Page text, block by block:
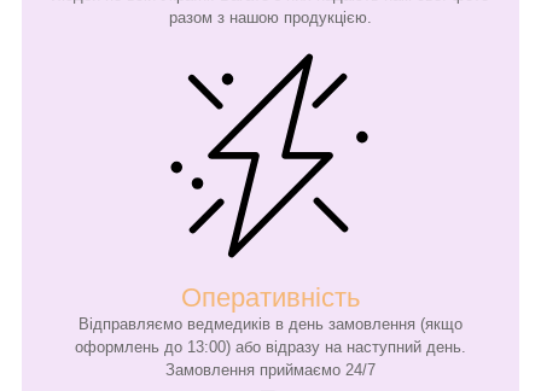
разом з нашою продукцією.
Оперативність
Відправляємо ведмедиків в день замовлення (якщо
оформлень до 13:00) або відразу на наступний день.
Замовлення приймаємо 24/7